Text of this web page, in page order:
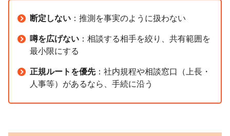
断定しない ：推測を事実のように扱わない
噂を広げない ：相談する相手を絞り、共有範囲を
最小限にする
正規ルートを優先：社内規程や相談窓口（上長・
人事等）があるなら、手続に沿う